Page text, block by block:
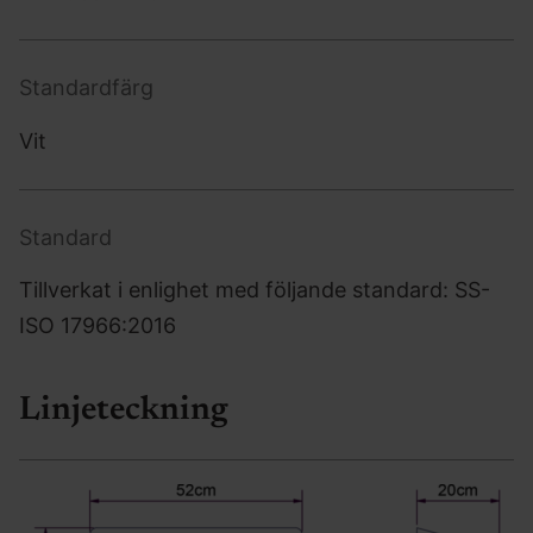
Standardfärg
Vit
Standard
Tillverkat i enlighet med följande standard: SS-
ISO 17966:2016
Linjeteckning